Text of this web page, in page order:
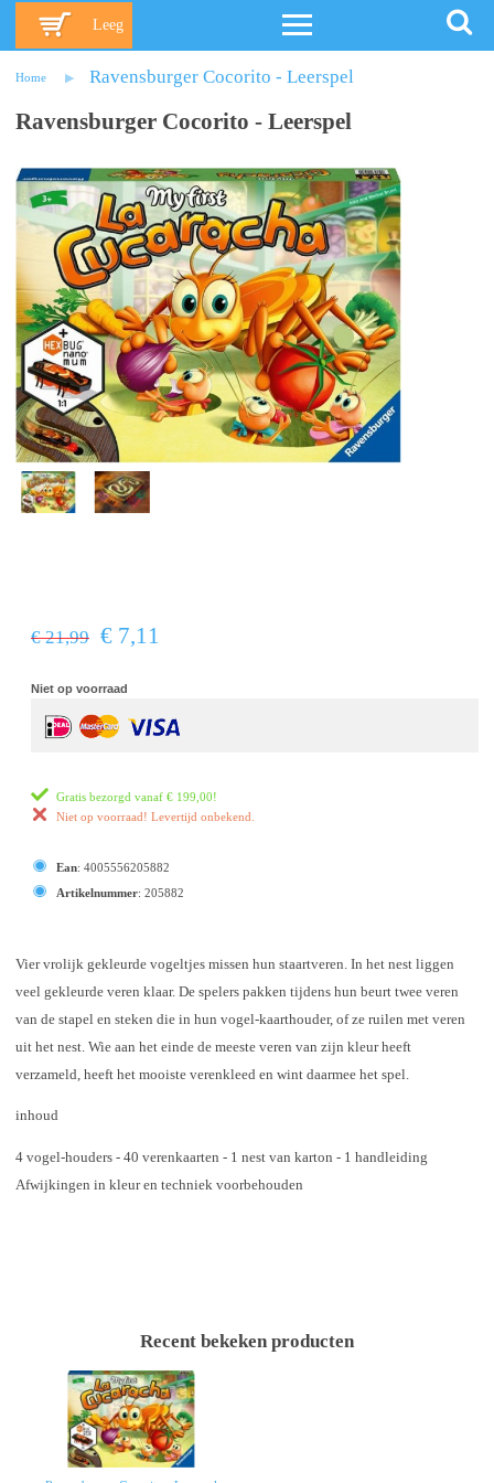
Leeg
Home Ravensburger Cocorito - Leerspel
Ravensburger Cocorito - Leerspel
€ 21,99 € 7,11
Niet op voorraad
Gratis bezorgd vanaf € 199,00!
Niet op voorraad! Levertijd onbekend.
Ean: 4005556205882
Artikelnummer: 205882
Vier vrolijk gekleurde vogeltjes missen hun staartveren. In het nest liggen
veel gekleurde veren klaar. De spelers pakken tijdens hun beurt twee veren
van de stapel en steken die in hun vogel-kaarthouder, of ze ruilen met veren
uit het nest. Wie aan het einde de meeste veren van zijn kleur heeft
verzameld, heeft het mooiste verenkleed en wint daarmee het spel.
inhoud
4 vogel-houders - 40 verenkaarten - 1 nest van karton - 1 handleiding
Afwijkingen in kleur en techniek voorbehouden
Recent bekeken producten